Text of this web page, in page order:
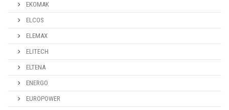
EKOMAK
ELCOS
ELEMAX
ELITECH
ELTENA
ENERGO
EUROPOWER